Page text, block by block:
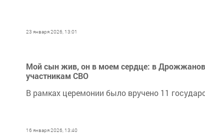
23 января 2026, 13:01
Мой сын жив, он в моем сердце: в
участникам СВО
В рамках церемонии было вручено 11
16 января 2026, 13:40